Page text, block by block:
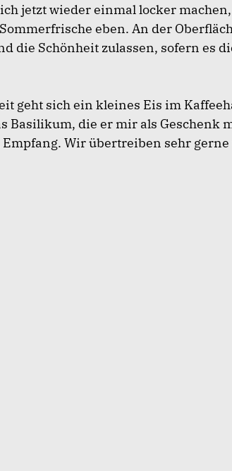
jetzt wieder einmal locker
eben. An der
die Schönheit zulassen, sofern es
geht sich ein kleines Eis im
Basilikum, die er mir als Geschenk
Wir übertreiben sehr